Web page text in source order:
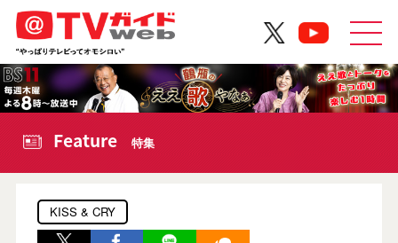
Feature 特集
KISS & CRY